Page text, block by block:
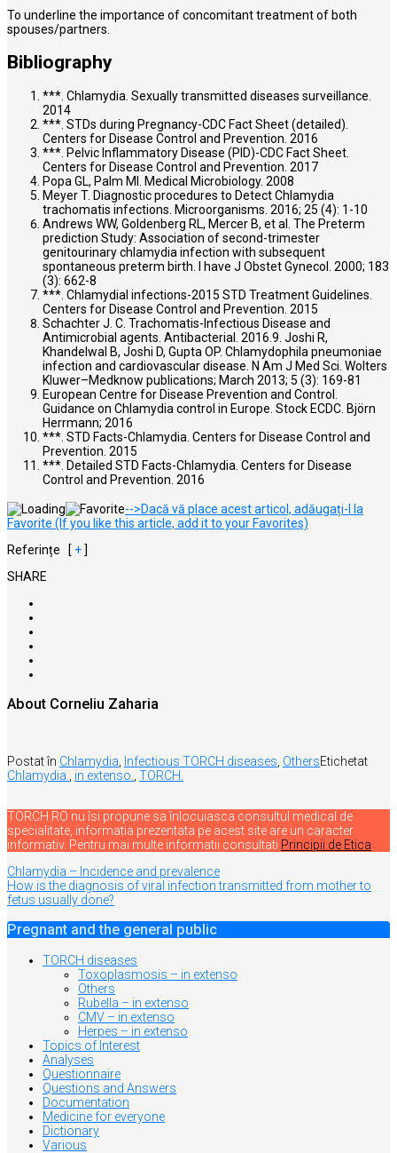
To underline the importance of concomitant treatment of both
spouses/partners.
Bibliography
***. Chlamydia. Sexually transmitted diseases surveillance.
2014
***. STDs during Pregnancy-CDC Fact Sheet (detailed).
Centers for Disease Control and Prevention. 2016
***. Pelvic Inflammatory Disease (PID)-CDC Fact Sheet.
Centers for Disease Control and Prevention. 2017
Popa GL, Palm MI. Medical Microbiology. 2008
Meyer T. Diagnostic procedures to Detect Chlamydia
trachomatis infections. Microorganisms. 2016; 25 (4): 1-10
Andrews WW, Goldenberg RL, Mercer B, et al. The Preterm
prediction Study: Association of second-trimester
genitourinary chlamydia infection with subsequent
spontaneous preterm birth. I have J Obstet Gynecol. 2000; 183
(3): 662-8
***. Chlamydial infections-2015 STD Treatment Guidelines.
Centers for Disease Control and Prevention. 2015
Schachter J. C. Trachomatis-Infectious Disease and
Antimicrobial agents. Antibacterial. 2016.9. Joshi R,
Khandelwal B, Joshi D, Gupta OP. Chlamydophila pneumoniae
infection and cardiovascular disease. N Am J Med Sci. Wolters
Kluwer–Medknow publications; March 2013; 5 (3): 169-81
European Centre for Disease Prevention and Control.
Guidance on Chlamydia control in Europe. Stock ECDC. Björn
Herrmann; 2016
***. STD Facts-Chlamydia. Centers for Disease Control and
Prevention. 2015
***. Detailed STD Facts-Chlamydia. Centers for Disease
Control and Prevention. 2016
-->Dacă vă place acest articol, adăugați-l la
Favorite (If you like this article, add it to your Favorites)
Referințe [ + ]
SHARE
About Corneliu Zaharia
Postat în Chlamydia Infectious TORCH diseases OthersEtichetat
Chlamydia.
in extenso. TORCH.
TORCH.RO nu îsi propune sa înlocuiasca consultul medical de
specialitate, informatia prezentata pe acest site are un caracter
informativ. Pentru mai multe informatii consultati Principii de Etica
Navigare
în
articole
Chlamydia – Incidence and prevalence
How is the diagnosis of viral infection transmitted from mother to
fetus usually done?
Pregnant and the general public
TORCH diseases
Toxoplasmosis – in extenso
Others
Rubella – in extenso
CMV – in extenso
Herpes – in extenso
Topics of Interest
Analyses
Questionnaire
Questions and Answers
Documentation
Medicine for everyone
Dictionary
Various